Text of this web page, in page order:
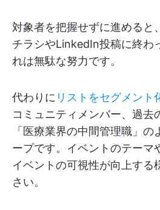
対象者を把握せずに進めると
チラシやLinkedIn投稿に終わ
れは無駄な努力です。
代わりに リストをセグメント
コミュニティメンバー、過去
「医療業界の中間管理職」
ープです。イベントのテーマ
イベントの可視性が向上する
さい。